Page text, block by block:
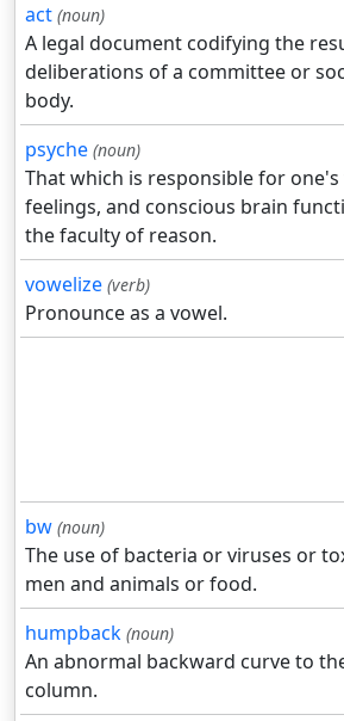
act (noun)
A legal document codifying the
deliberations of a committee or
body.
psyche (noun)
That which is responsible for
feelings, and conscious brain
the faculty of reason.
vowelize (verb)
Pronounce as a vowel.
bw (noun)
The use of bacteria or viruses or
men and animals or food.
humpback (noun)
An abnormal backward curve to
column.